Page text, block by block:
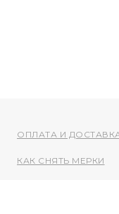
ОПЛАТА И
КАК СНЯТЬ МЕРКИ